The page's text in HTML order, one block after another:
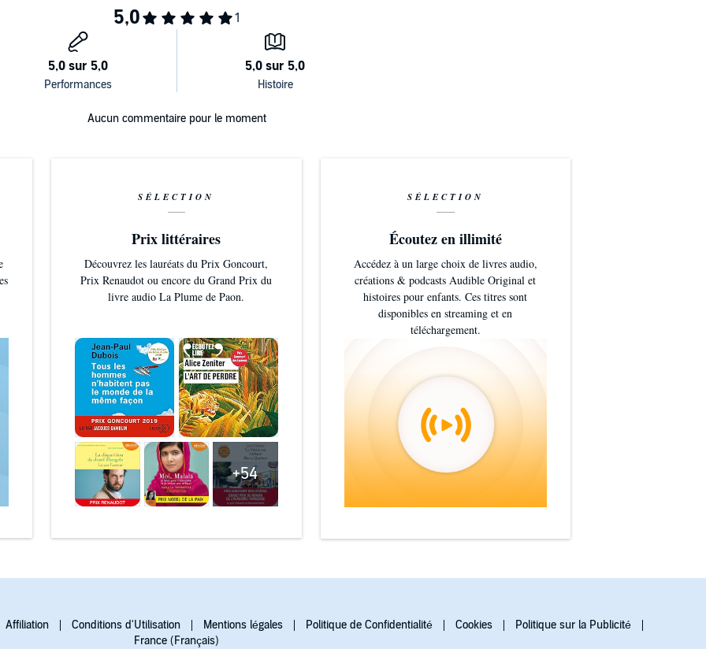
Aucun commentaire pour le moment
SÉLECTION
Prix littéraires
Découvrez les lauréats du Prix Goncourt,
Prix Renaudot ou encore du Grand Prix du
livre audio La Plume de Paon.
+54
SÉLECTION
Écoutez en illimité
Accédez à un large choix de livres audio,
créations & podcasts Audible Original et
histoires pour enfants. Ces titres sont
disponibles en streaming et en
téléchargement.
Affiliation Conditions d'Utilisation Mentions légales Politique de Confidentialité Cookies
Politique sur la Publicité
France (Français)